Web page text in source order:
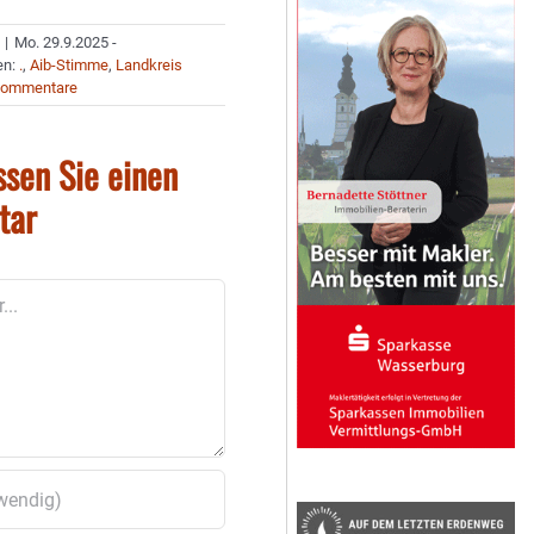
| Mo. 29.9.2025 -
.,Aib-Stimme, Landkreis
Sie einen